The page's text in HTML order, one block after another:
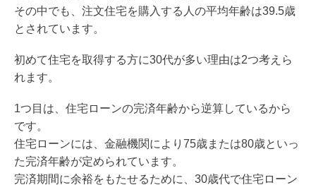
その中でも、注文住宅を購入する人の平均年齢は39.5歳
とされています。
初めて住宅を取得する方に30代が多い理由は2つ考えら
れます。
1つ目は、住宅ローンの完済年齢から逆算しているから
です。
住宅ローンには、金融機関により75歳または80歳といっ
た完済年齢が定められています。
完済期間に余裕をもたせるために、30歳代で住宅ローン